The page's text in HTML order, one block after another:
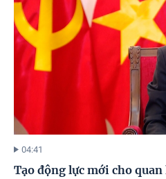
04:41
Tạo động lực mới cho